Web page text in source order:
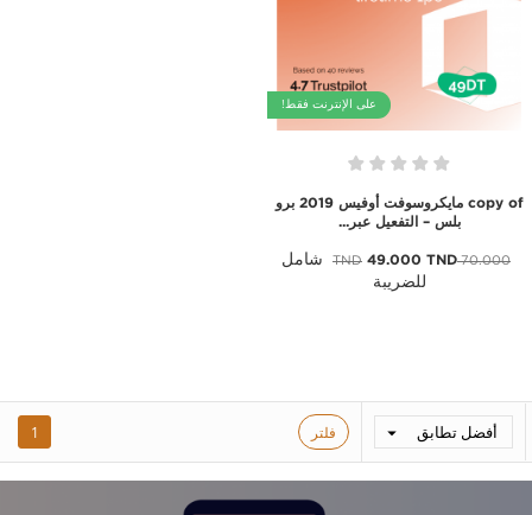
على الإنترنت فقط!
copy of مايكروسوفت أوفيس 2019 برو
بلس – التفعيل عبر...
70.000 TND
49.000 TND
شامل
للضريبة
أفضل تطابق  فلتر 1